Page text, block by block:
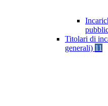
Titolari di
generali) 11